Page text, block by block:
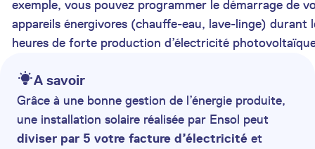
exemple, vous pouvez programmer le démarrage de
appareils énergivores (chauffe-eau, lave-linge) durant
heures de forte production d’électricité
A savoir
Grâce à une bonne gestion de l’énergie produite,
une installation solaire réalisée par Ensol peut
diviser par 5 votre facture d’électricité et